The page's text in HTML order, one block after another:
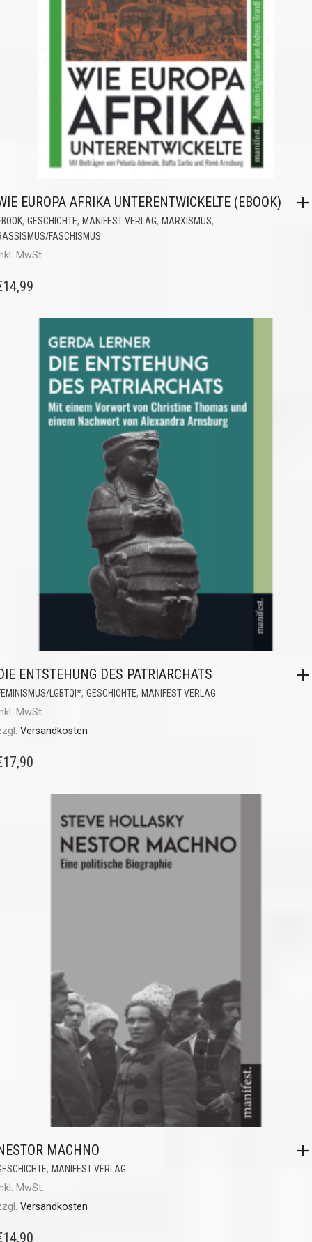
EUROPA AFRIKA UNTERENTWICKELTE (EBOOK)
, GESCHICHTE, MANIFEST VERLAG, MARXISMUS,
FASCHISMUS
MwSt.
14,99
ENTSTEHUNG DES PATRIARCHATS
LGBTQI*, GESCHICHTE, MANIFEST VERLAG
MwSt.
Versandkosten
17,90
MACHNO
, MANIFEST VERLAG
MwSt.
Versandkosten
14,90